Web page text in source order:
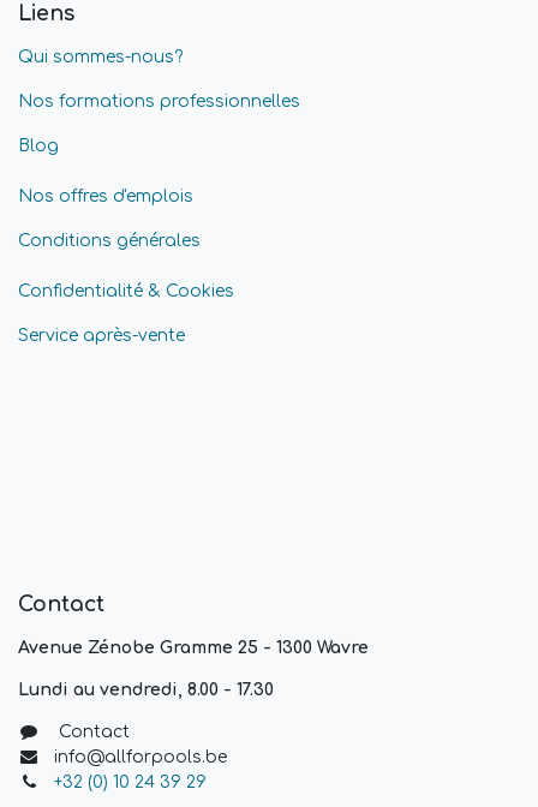
Liens
Qui sommes-nous?
Nos formations professionnelles
Blog
Nos offres d'emplois
Conditions générales
Confidentialité & Cookies
Service après-vente
Contact
Avenue Zénobe Gramme 25 - 1300 Wavre
Lundi au vendredi, 8.00 - 17.30
Contact
info@allforpools.be
+32 (0) 10 24 39 29